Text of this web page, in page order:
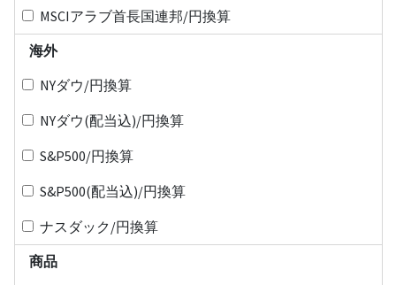
MSCIアラブ首長国連邦/円換算
海外
NYダウ/円換算
NYダウ(配当込)/円換算
S&P500/円換算
S&P500(配当込)/円換算
ナスダック/円換算
商品